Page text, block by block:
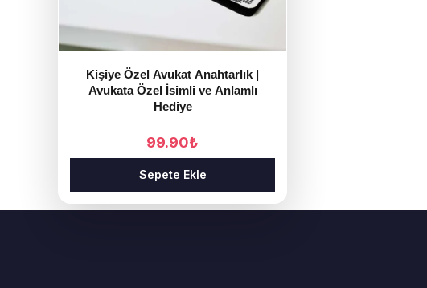
Kişiye Özel Avukat Anahtarlık |
Avukata Özel İsimli ve Anlamlı
Hediye
99.90₺
Sepete Ekle